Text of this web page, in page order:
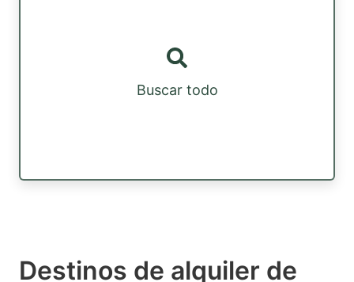
Buscar todo
Destinos de alquiler de